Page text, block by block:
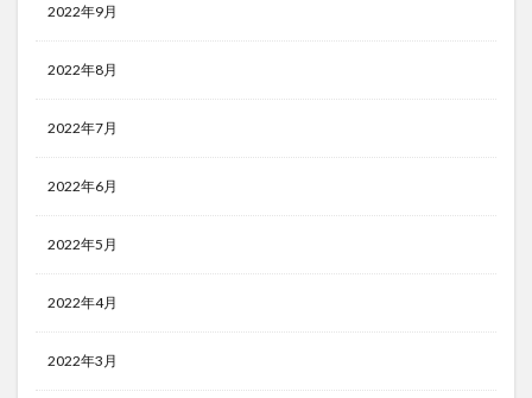
2022年9月
2022年8月
2022年7月
2022年6月
2022年5月
2022年4月
2022年3月